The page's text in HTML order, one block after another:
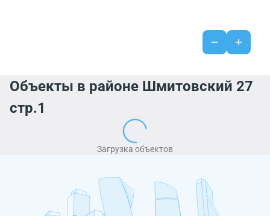
Объекты в районе Шмитовский 27
стр.1
Загрузка объектов